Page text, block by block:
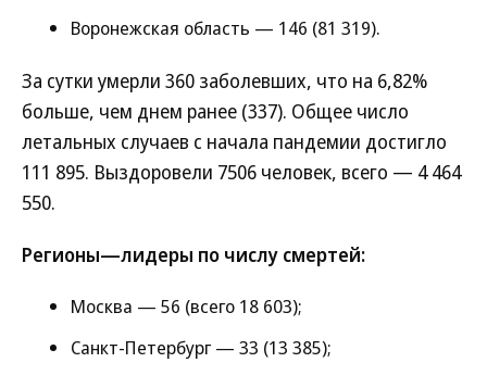
Воронежская область — 146 (81 319).
За сутки умерли 360 заболевших, что на 6,82%
больше, чем днем ранее (337). Общее число
летальных случаев с начала пандемии достигло
111 895. Выздоровели 7506 человек, всего — 4 464
550.
Регионы—лидеры по числу смертей:
Москва — 56 (всего 18 603);
Санкт-Петербург — 33 (13 385);